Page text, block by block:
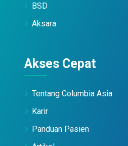
BSD
Aksara
Akses Cepat
Tentang Columbia Asia
Karir
Panduan Pasien